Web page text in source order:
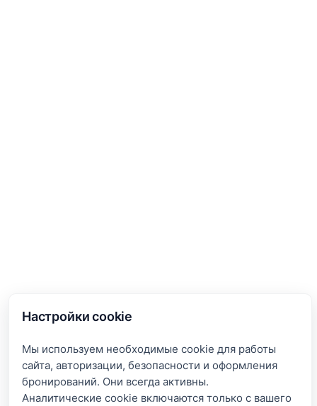
Настройки cookie
Мы используем необходимые cookie для работы
сайта, авторизации, безопасности и оформления
бронирований. Они всегда активны.
Аналитические cookie включаются только с вашего